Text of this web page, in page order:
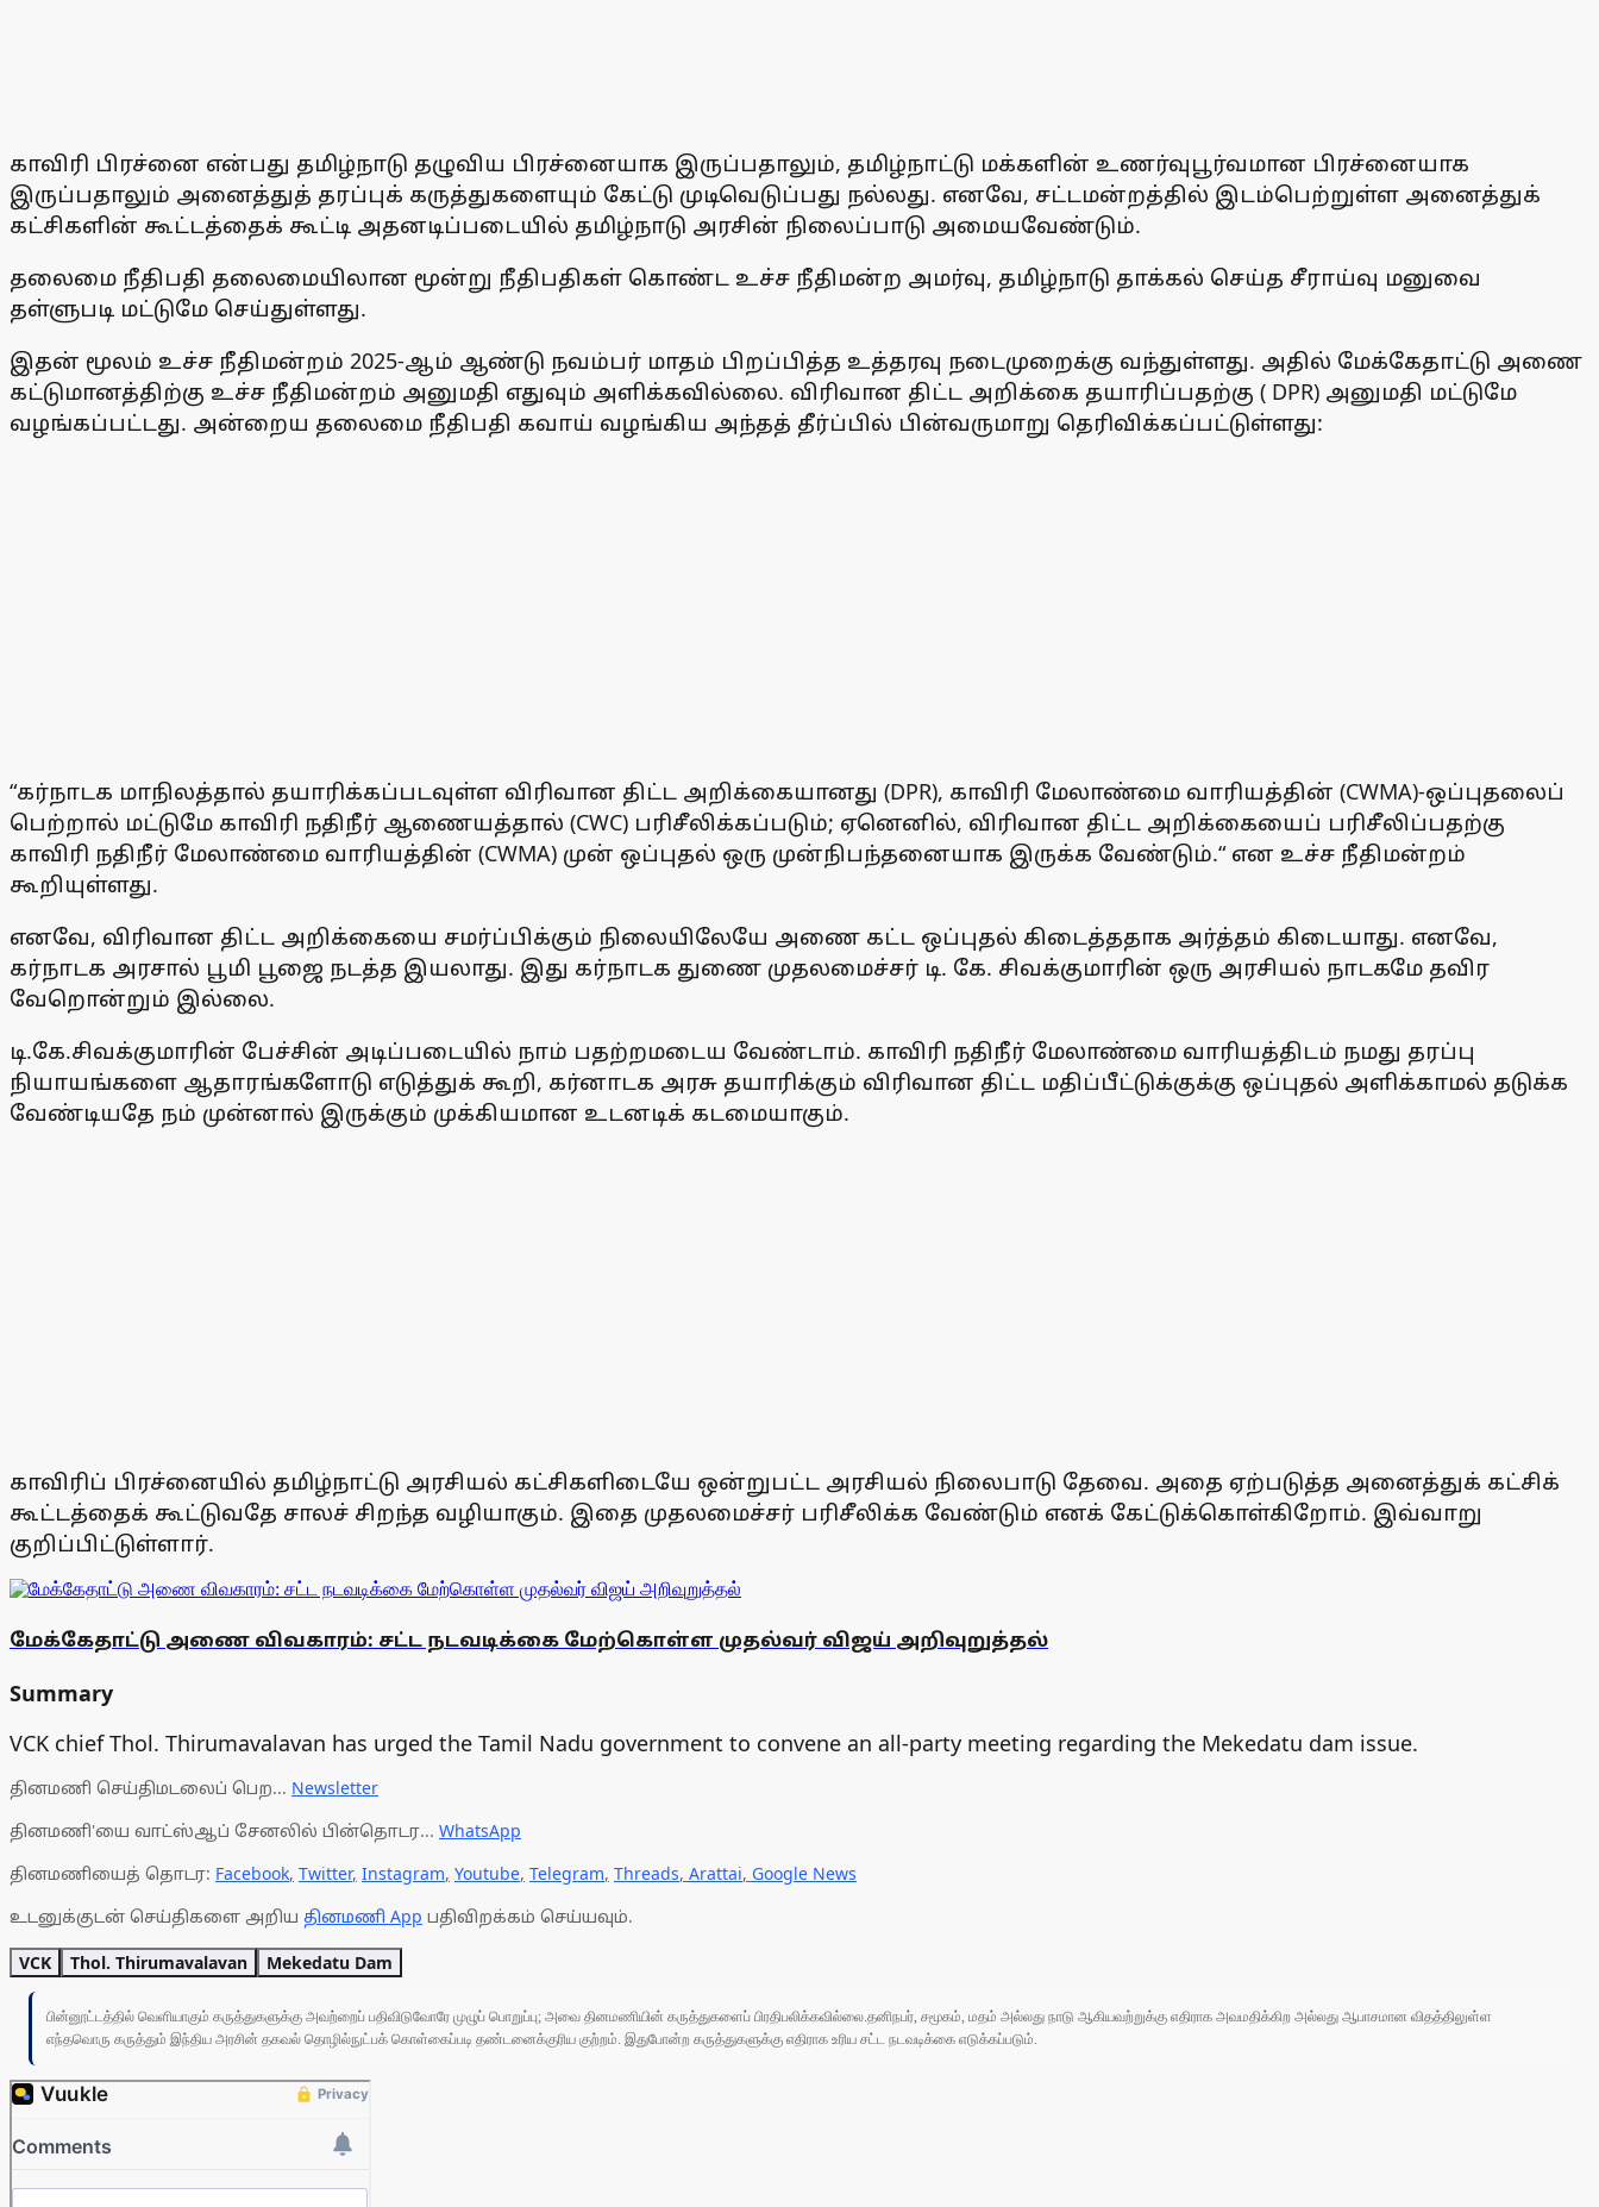
காவிரி பிரச்னை என்பது தமிழ்நாடு தழுவிய பிரச்னையாக இருப்பதாலும், தமிழ்நாட்டு மக்களின் உணர்வுபூர்வமான பிரச்னையாக
இருப்பதாலும் அனைத்துத் தரப்புக் கருத்துகளையும் கேட்டு முடிவெடுப்பது நல்லது. எனவே, சட்டமன்றத்தில் இடம்பெற்றுள்ள அனைத்துக்
கட்சிகளின் கூட்டத்தைக் கூட்டி அதனடிப்படையில் தமிழ்நாடு அரசின் நிலைப்பாடு அமையவேண்டும்.
தலைமை நீதிபதி தலைமையிலான மூன்று நீதிபதிகள் கொண்ட உச்ச நீதிமன்ற அமர்வு, தமிழ்நாடு தாக்கல் செய்த சீராய்வு மனுவை
தள்ளுபடி மட்டுமே செய்துள்ளது.
இதன் மூலம் உச்ச நீதிமன்றம் 2025-ஆம் ஆண்டு நவம்பர் மாதம் பிறப்பித்த உத்தரவு நடைமுறைக்கு வந்துள்ளது. அதில் மேக்கேதாட்டு அணை
கட்டுமானத்திற்கு உச்ச நீதிமன்றம் அனுமதி எதுவும் அளிக்கவில்லை. விரிவான திட்ட அறிக்கை தயாரிப்பதற்கு ( DPR) அனுமதி மட்டுமே
வழங்கப்பட்டது. அன்றைய தலைமை நீதிபதி கவாய் வழங்கிய அந்தத் தீர்ப்பில் பின்வருமாறு தெரிவிக்கப்பட்டுள்ளது:
“கர்நாடக மாநிலத்தால் தயாரிக்கப்படவுள்ள விரிவான திட்ட அறிக்கையானது (DPR), காவிரி மேலாண்மை வாரியத்தின் (CWMA)-ஒப்புதலைப்
பெற்றால் மட்டுமே காவிரி நதிநீர் ஆணையத்தால் (CWC) பரிசீலிக்கப்படும்; ஏனெனில், விரிவான திட்ட அறிக்கையைப் பரிசீலிப்பதற்கு
காவிரி நதிநீர் மேலாண்மை வாரியத்தின் (CWMA) முன் ஒப்புதல் ஒரு முன்நிபந்தனையாக இருக்க வேண்டும்.“ என உச்ச நீதிமன்றம்
கூறியுள்ளது.
எனவே, விரிவான திட்ட அறிக்கையை சமர்ப்பிக்கும் நிலையிலேயே அணை கட்ட ஒப்புதல் கிடைத்ததாக அர்த்தம் கிடையாது. எனவே,
கர்நாடக அரசால் பூமி பூஜை நடத்த இயலாது. இது கர்நாடக துணை முதலமைச்சர் டி. கே. சிவக்குமாரின் ஒரு அரசியல் நாடகமே தவிர
வேறொன்றும் இல்லை.
டி.கே.சிவக்குமாரின் பேச்சின் அடிப்படையில் நாம் பதற்றமடைய வேண்டாம். காவிரி நதிநீர் மேலாண்மை வாரியத்திடம் நமது தரப்பு
நியாயங்களை ஆதாரங்களோடு எடுத்துக் கூறி, கர்னாடக அரசு தயாரிக்கும் விரிவான திட்ட மதிப்பீட்டுக்குக்கு ஒப்புதல் அளிக்காமல் தடுக்க
வேண்டியதே நம் முன்னால் இருக்கும் முக்கியமான உடனடிக் கடமையாகும்.
காவிரிப் பிரச்னையில் தமிழ்நாட்டு அரசியல் கட்சிகளிடையே ஒன்றுபட்ட அரசியல் நிலைபாடு தேவை. அதை ஏற்படுத்த அனைத்துக் கட்சிக்
கூட்டத்தைக் கூட்டுவதே சாலச் சிறந்த வழியாகும். இதை முதலமைச்சர் பரிசீலிக்க வேண்டும் எனக் கேட்டுக்கொள்கிறோம். இவ்வாறு
குறிப்பிட்டுள்ளார்.
மேக்கேதாட்டு அணை விவகாரம்: சட்ட நடவடிக்கை மேற்கொள்ள முதல்வர் விஜய் அறிவுறுத்தல்
Summary
VCK chief Thol. Thirumavalavan has urged the Tamil Nadu government to convene an all-party meeting regarding the Mekedatu dam issue.
தினமணி செய்திமடலைப் பெற... Newsletter
தினமணி'யை வாட்ஸ்ஆப் சேனலில் பின்தொடர... WhatsApp
தினமணியைத் தொடர: Facebook, Twitter, Instagram, Youtube, Telegram, Threads, Arattai, Google News
உடனுக்குடன் செய்திகளை அறிய தினமணி App பதிவிறக்கம் செய்யவும்.
VCK Thol. Thirumavalavan Mekedatu Dam
பின்னூட்டத்தில் வெளியாகும் கருத்துகளுக்கு அவற்றைப் பதிவிடுவோரே முழுப் பொறுப்பு; அவை தினமணியின் கருத்துகளைப் பிரதிபலிக்கவில்லை.தனிநபர், சமூகம், மதம் அல்லது நாடு ஆகியவற்றுக்கு எதிராக அவமதிக்கிற அல்லது ஆபாசமான விதத்திலுள்ள
எந்தவொரு கருத்தும் இந்திய அரசின் தகவல் தொழில்நுட்பக் கொள்கைப்படி தண்டனைக்குரிய குற்றம். இதுபோன்ற கருத்துகளுக்கு எதிராக உரிய சட்ட நடவடிக்கை எடுக்கப்படும்.